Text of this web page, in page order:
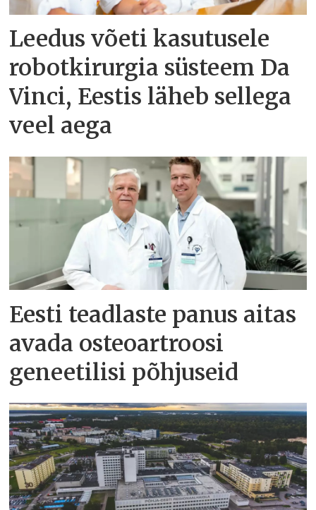
Leedus võeti kasutusele
robotkirurgia süsteem Da
Vinci, Eestis läheb sellega
veel aega
Eesti teadlaste panus aitas
avada osteoartroosi
geneetilisi põhjuseid